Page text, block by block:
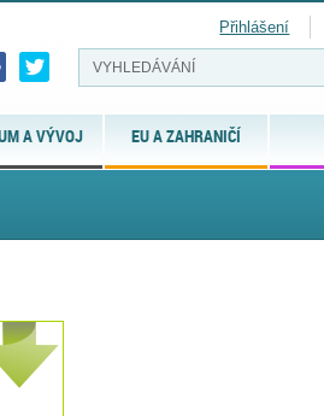
A VÝVOJ EU A ZAHRANIČÍ
Přihlášení